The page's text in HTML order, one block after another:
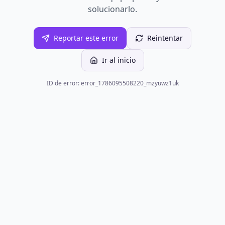
solucionarlo.
Reportar este error Reintentar
Ir al inicio
ID de error: error_1786095508220_mzyuwz1uk